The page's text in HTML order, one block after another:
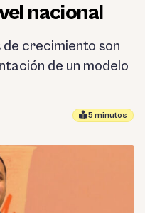
nacional
crecimiento son
de un modelo
5 minutos